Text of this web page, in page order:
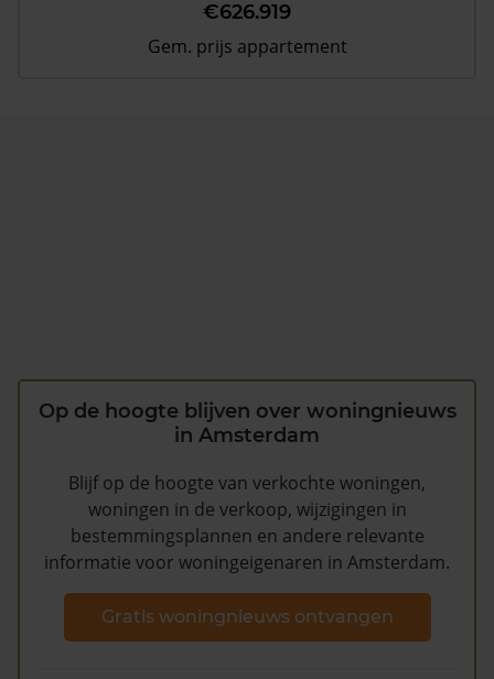
€626.919
Gem. prijs appartement
Op de hoogte blijven over woningnieuws
in Amsterdam
Blijf op de hoogte van verkochte woningen,
woningen in de verkoop, wijzigingen in
bestemmingsplannen en andere relevante
informatie voor woningeigenaren in Amsterdam.
Gratis woningnieuws ontvangen